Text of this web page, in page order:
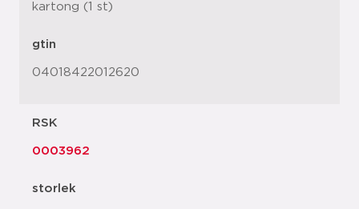
kartong (1 st)
gtin
04018422012620
RSK
0003962
storlek